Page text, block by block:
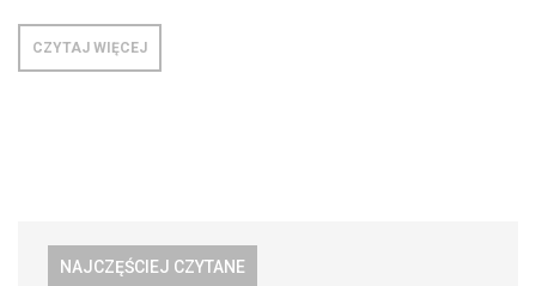
CZYTAJ WIĘCEJ
NAJCZĘŚCIEJ CZYTANE